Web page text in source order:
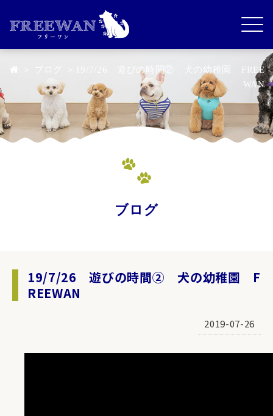
＞19/7/26 遊びの時間② 犬の幼稚園 FREE
WAN
ブログ
19/7/26 遊びの時間② 犬の幼稚園 F
REEWAN
2019-07-26